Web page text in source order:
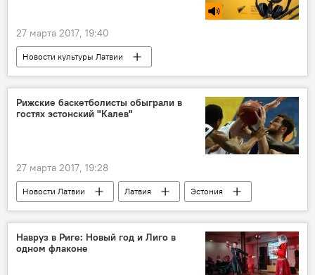
27 марта 2017, 19:40
Новости культуры Латвии
Радио Sputnik Латвия
Казахстан
Дмитрий Мостовой
Красавица и чудовище
Рижские баскетболисты обыграли в
гостях эстонский "Калев"
27 марта 2017, 19:28
Новости Латвии Латвия
Эстония
ВЭФ
"Калев"
Навруз в Риге: Новый год и Лиго в
одном флаконе